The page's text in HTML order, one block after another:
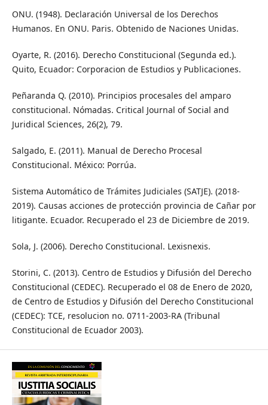
ONU. (1948). Declaración Universal de los Derechos
Humanos. En ONU. Paris. Obtenido de Naciones Unidas.
Oyarte, R. (2016). Derecho Constitucional (Segunda ed.).
Quito, Ecuador: Corporacion de Estudios y Publicaciones.
Peñaranda Q. (2010). Principios procesales del amparo
constitucional. Nómadas. Critical Journal of Social and
Juridical Sciences, 26(2), 79.
Salgado, E. (2011). Manual de Derecho Procesal
Constitucional. México: Porrúa.
Sistema Automático de Trámites Judiciales (SATJE). (2018-
2019). Causas acciones de protección provincia de Cañar por
litigante. Ecuador. Recuperado el 23 de Diciembre de 2019.
Sola, J. (2006). Derecho Constitucional. Lexisnexis.
Storini, C. (2013). Centro de Estudios y Difusión del Derecho
Constitucional (CEDEC). Recuperado el 08 de Enero de 2020,
de Centro de Estudios y Difusión del Derecho Constitucional
(CEDEC): TCE, resolucion no. 0711-2003-RA (Tribunal
Constitucional de Ecuador 2003).